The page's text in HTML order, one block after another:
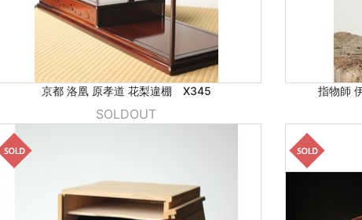
京都 洛凰 原孝道 花梨違棚 X345
SOLDOUT
指物師